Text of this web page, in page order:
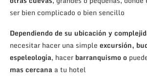
ser bien complicado o bien sencillo
Dependiendo de su ubicación y
necesitar hacer una simple excursión,
espeleología, hacer barranquismoo
mas cercana a tu hotel